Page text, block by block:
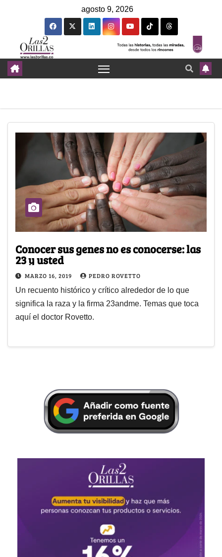
agosto 9, 2026
Conocer sus genes no es conocerse: las
23 y usted
MARZO 16, 2019 PEDRO ROVETTO
Un recuento histórico y crítico alrededor de lo que
significa la raza y la firma 23andme. Temas que toca
aquí el doctor Rovetto.